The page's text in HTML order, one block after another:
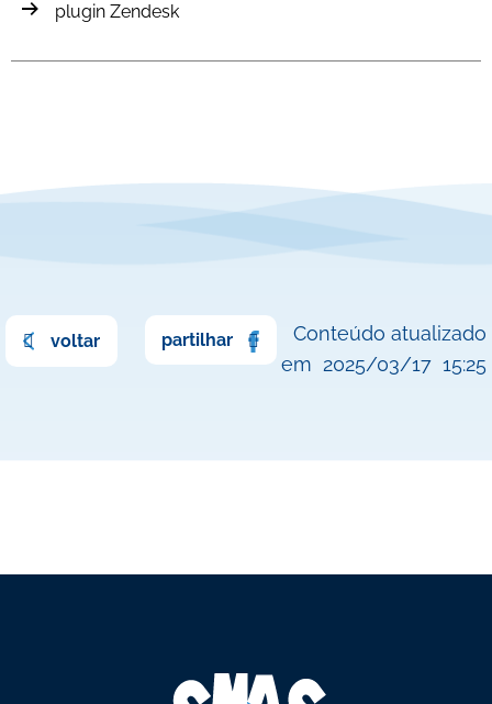
plugin Zendesk
voltar partilhar
Conteúdo atualizado
em 2025/03/17 15:25